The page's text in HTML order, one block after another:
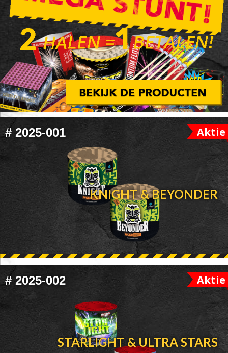
FOOTER
WIDGET
HEADER
# 2025-001 Aktie
KNIGHT & BEYONDER
# 2025-002 Aktie
STARLIGHT & ULTRA STARS